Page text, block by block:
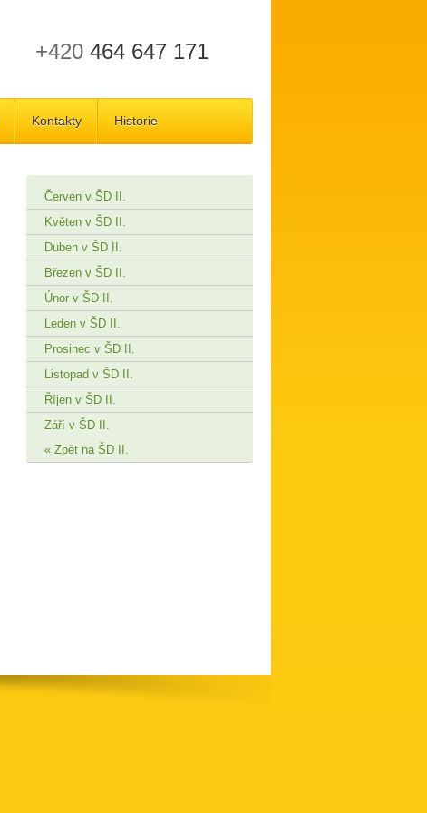
+420 464 647 171
Kontakty Historie
Červen v ŠD II.
Květen v ŠD II.
Duben v ŠD II.
Březen v ŠD II.
Únor v ŠD II.
Leden v ŠD II.
Prosinec v ŠD II.
Listopad v ŠD II.
Říjen v ŠD II.
Září v ŠD II.
Zpět na ŠD II.